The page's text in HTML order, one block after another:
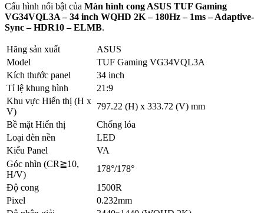
Cấu hình nổi bật của Màn hình cong ASUS TUF Gaming
VG34VQL3A – 34 inch WQHD 2K – 180Hz – 1ms – Adaptive-
Sync – HDR10 – ELMB.
Hãng sản xuất
ASUS
Model
TUF Gaming VG34VQL3A
Kích thước panel
34 inch
Tỉ lệ khung hình
21:9
Khu vực Hiển thị (H x
V)
797.22 (H) x 333.72 (V) mm
Bề mặt Hiển thị
Chống lóa
Loại đèn nền
LED
Kiểu Panel
VA
Góc nhìn (CR≧10,
H/V)
178°/178°
Độ cong
1500R
Pixel
0.232mm